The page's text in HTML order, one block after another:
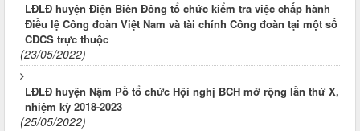
LĐLĐ huyện Điện Biên Đông tổ chức kiểm tra việc chấp hành
Điều lệ Công đoàn Việt Nam và tài chính Công đoàn tại một số
CĐCS trực thuộc
(23/05/2022)
LĐLĐ huyện Nậm Pồ tổ chức Hội nghị BCH mở rộng lần thứ X,
nhiệm kỳ 2018-2023
(25/05/2022)